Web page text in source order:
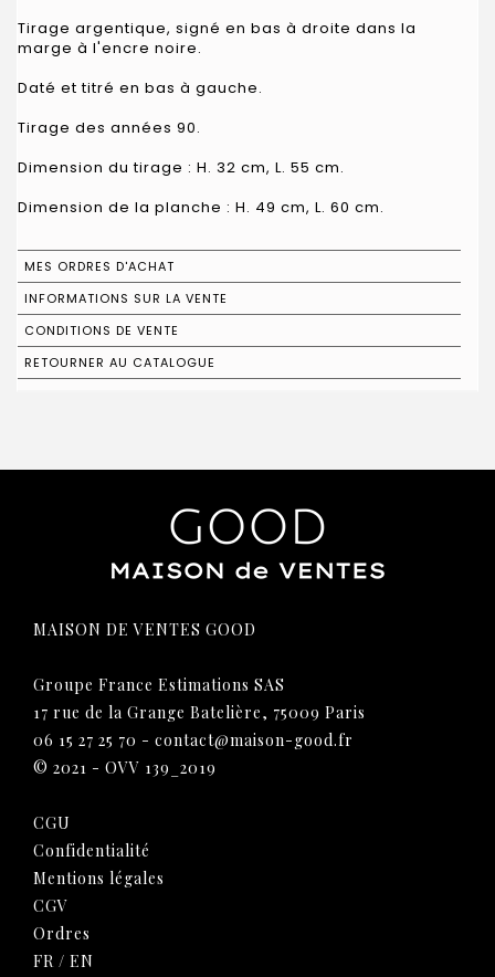
Tirage argentique, signé en bas à droite dans la
marge à l'encre noire.
Daté et titré en bas à gauche.
Tirage des années 90.
Dimension du tirage : H. 32 cm, L. 55 cm.
Dimension de la planche : H. 49 cm, L. 60 cm.
MES ORDRES D'ACHAT
INFORMATIONS SUR LA VENTE
CONDITIONS DE VENTE
RETOURNER AU CATALOGUE
MAISON DE VENTES GOOD
Groupe France Estimations SAS
17 rue de la Grange Batelière, 75009 Paris
06 15 27 25 70 - contact@maison-good.fr
© 2021 - OVV 139_2019
CGU
Confidentialité
Mentions légales
CGV
Ordres
FR / EN